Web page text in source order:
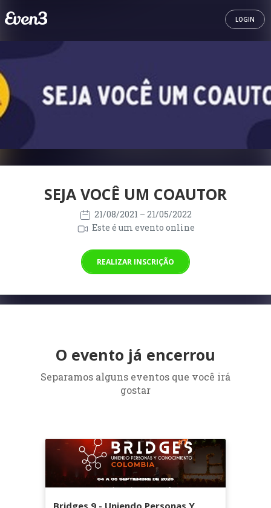
LOGIN
SEJA VOCÊ UM COAUTOR
21/08/2021 – 21/05/2022
Este é um evento online
REALIZAR INSCRIÇÃO
O evento já encerrou
Separamos alguns eventos que você irá
gostar